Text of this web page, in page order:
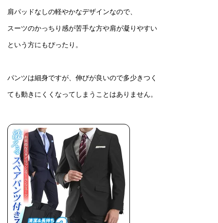
肩パッドなしの軽やかなデザインなので、
スーツのかっちり感が苦手な方や肩が凝りやすい
という方にもぴったり。
パンツは細身ですが、伸びが良いので多少きつく
ても動きにくくなってしまうことはありません。